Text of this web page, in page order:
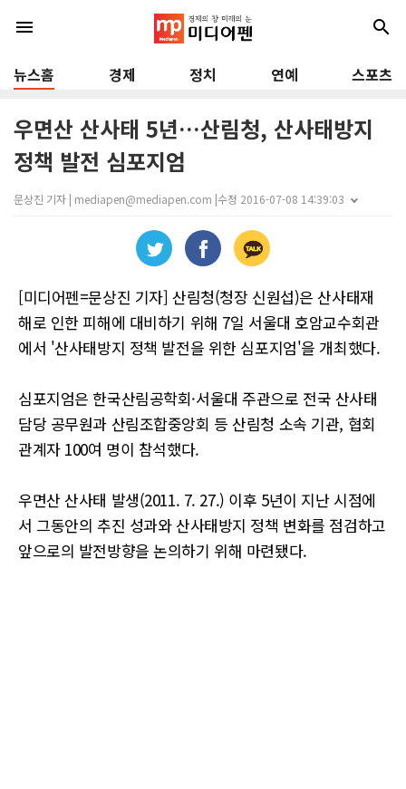
menu search
뉴스홈 경제 정치 연예 스포츠
우면산 산사태 5년…산림청, 산사태방지
정책 발전 심포지엄
문상진 기자 | mediapen@mediapen.com |수정 2016-07-08 14:39:03
[미디어펜=문상진 기자] 산림청(청장 신원섭)은 산사태재
해로 인한 피해에 대비하기 위해 7일 서울대 호암교수회관
에서 '산사태방지 정책 발전을 위한 심포지엄'을 개최했다.
심포지엄은 한국산림공학회·서울대 주관으로 전국 산사태
담당 공무원과 산림조합중앙회 등 산림청 소속 기관, 협회
관계자 100여 명이 참석했다.
우면산 산사태 발생(2011. 7. 27.) 이후 5년이 지난 시점에
서 그동안의 추진 성과와 산사태방지 정책 변화를 점검하고
앞으로의 발전방향을 논의하기 위해 마련됐다.